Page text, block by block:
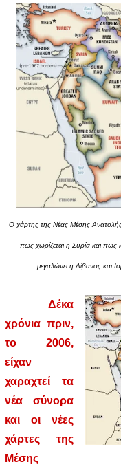
Ο χάρτης της Νέας Μέσης
πως χωρίζεται η Συρία και πως
μεγαλώνει η Λίβανος και
Δέκα
χρόνια πριν,
το 2006,
είχαν
χαραχτεί τα
νέα σύνορα
και οι νέες
χάρτες της
Μέσης